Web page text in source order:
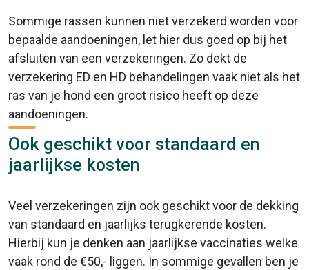
Sommige rassen kunnen niet verzekerd worden voor
bepaalde aandoeningen, let hier dus goed op bij het
afsluiten van een verzekeringen. Zo dekt de
verzekering ED en HD behandelingen vaak niet als het
ras van je hond een groot risico heeft op deze
aandoeningen.
Ook geschikt voor standaard en
jaarlijkse kosten
Veel verzekeringen zijn ook geschikt voor de dekking
van standaard en jaarlijks terugkerende kosten.
Hierbij kun je denken aan jaarlijkse vaccinaties welke
vaak rond de €50,- liggen. In sommige gevallen ben je